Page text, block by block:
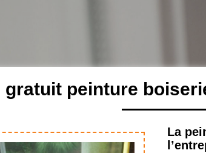
gratuit peinture
La